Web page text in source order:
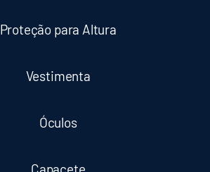
Proteção para Altura
Vestimenta
Óculos